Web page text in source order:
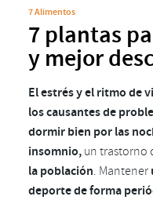
7 Alimentos
7 plantas
y mejor
El estrés y el ritmo de
los causantes de
dormir bien por las
insomnio, un trastorno
la población. Mantener
deporte de forma